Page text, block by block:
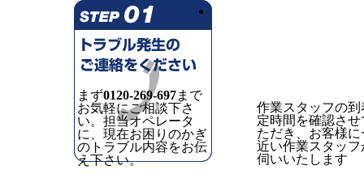
まず0120-269-697まで
お気軽にご相談下さ
い。担当オペレータ
に、現在お困りのかぎ
のトラブル内容をお伝
え下さい。
作業スタッフの到
定時間を確認させ
ただき、お客様に
近い作業スタッフ
伺いいたします